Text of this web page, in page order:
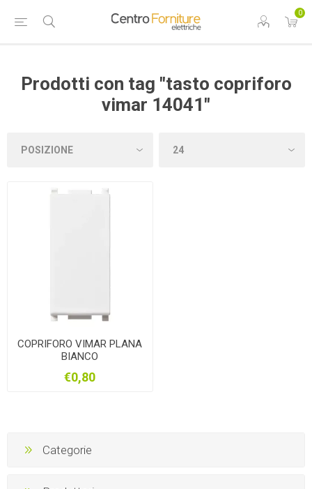
0
Prodotti con tag "tasto copriforo
vimar 14041"
COPRIFORO VIMAR PLANA
BIANCO
€0,80
Categorie